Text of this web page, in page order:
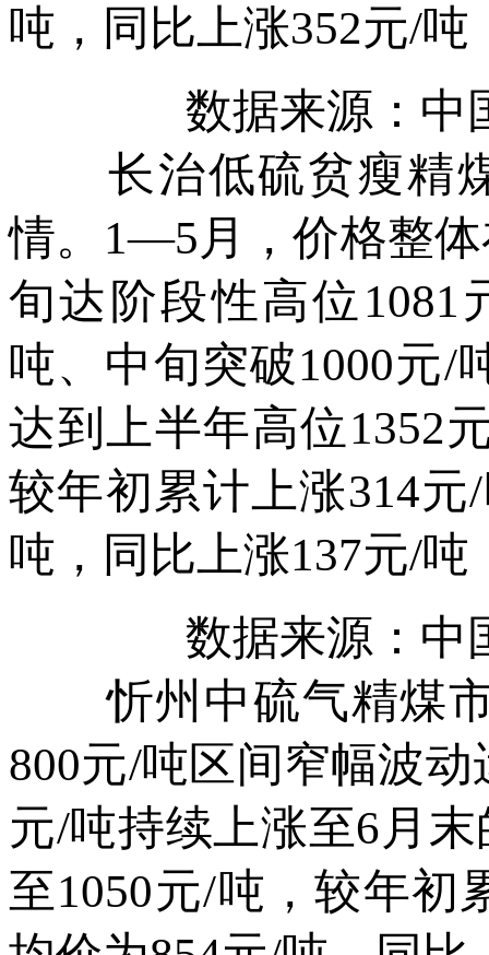
吨，同比上涨352元/吨
数据来源：中
长治低硫贫瘦精煤
情。1—5月，价格整
旬达阶段性高位1081
吨、中旬突破1000元/
达到上半年高位1352
较年初累计上涨314元
吨，同比上涨137元/吨
数据来源：中
忻州中硫气精煤市
800元/吨区间窄幅波
元/吨持续上涨至6月
至1050元/吨，较年初